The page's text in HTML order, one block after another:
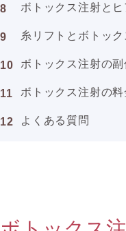
ボトックス注射と
糸リフトとボトッ
ボトックス注射の
ボトックス注射の料
よくある質問